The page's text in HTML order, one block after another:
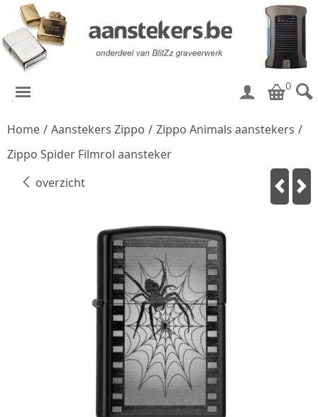
0
Home / Aanstekers Zippo / Zippo Animals aanstekers /
Zippo Spider Filmrol aansteker
overzicht